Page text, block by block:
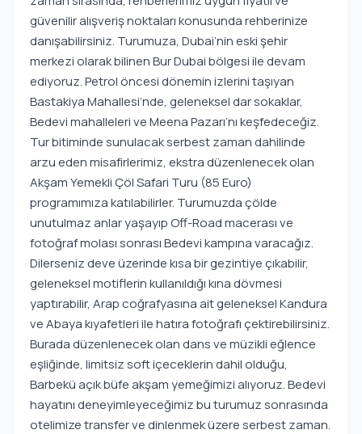
güvenilir alışveriş noktaları konusunda rehberinize
danışabilirsiniz. Turumuza, Dubai’nin eski şehir
merkezi olarak bilinen Bur Dubai bölgesi ile devam
ediyoruz. Petrol öncesi dönemin izlerini taşıyan
Bastakiya Mahallesi’nde, geleneksel dar sokaklar,
Bedevi mahalleleri ve Meena Pazarı’nı keşfedeceğiz.
Tur bitiminde sunulacak serbest zaman dahilinde
arzu eden misafirlerimiz, ekstra düzenlenecek olan
Akşam Yemekli Çöl Safari Turu (85 Euro)
programımıza katılabilirler. Turumuzda çölde
unutulmaz anlar yaşayıp Off-Road macerası ve
fotoğraf molası sonrası Bedevi kampına varacağız.
Dilerseniz deve üzerinde kısa bir gezintiye çıkabilir,
geleneksel motiflerin kullanıldığı kına dövmesi
yaptırabilir, Arap coğrafyasına ait geleneksel Kandura
ve Abaya kıyafetleri ile hatıra fotoğrafı çektirebilirsiniz.
Burada düzenlenecek olan dans ve müzikli eğlence
eşliğinde, limitsiz soft içeceklerin dahil olduğu,
Barbekü açık büfe akşam yemeğimizi alıyoruz. Bedevi
hayatını deneyimleyeceğimiz bu turumuz sonrasında
otelimize transfer ve dinlenmek üzere serbest zaman.